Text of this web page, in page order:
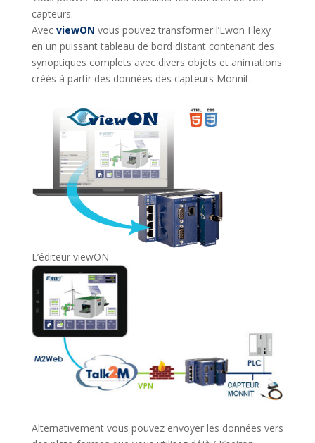
capteurs.
Avec viewON vous pouvez transformer l’Ewon Flexy
en un puissant tableau de bord distant contenant des
synoptiques complets avec divers objets et animations
créés à partir des données des capteurs Monnit.
L’éditeur viewON
Alternativement vous pouvez envoyer les données vers